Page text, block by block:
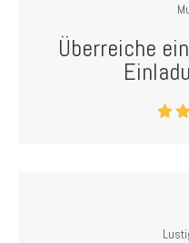
Überreiche